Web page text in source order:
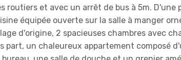
routiers et avec un arrêt de bus à 5m.
équipée ouverte sur la salle à manger
d'origine, 2 spacieuses chambres avec
part, un chaleureux appartement composé